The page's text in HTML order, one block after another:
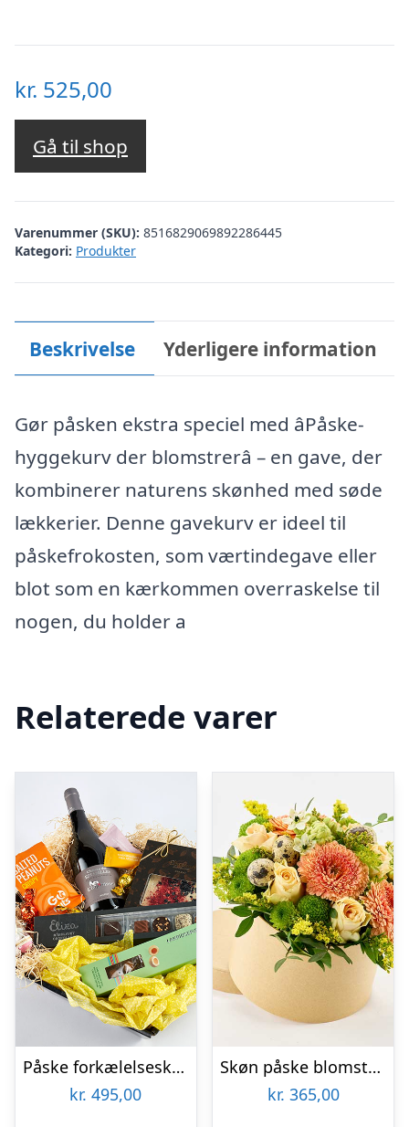
kr. 525,00
Gå til shop
Varenummer (SKU): 8516829069892286445
Kategori: Produkter
Beskrivelse Yderligere information
Gør påsken ekstra speciel med âPåske-
hyggekurv der blomstrerâ – en gave, der
kombinerer naturens skønhed med søde
lækkerier. Denne gavekurv er ideel til
påskefrokosten, som værtindegave eller
blot som en kærkommen overraskelse til
nogen, du holder a
Relaterede varer
Påske forkælelseskurv – Send blomster med Bloomit
kr. 495,00
Skøn påske blomsteræske – Send blomster med Bloomit
kr. 365,00